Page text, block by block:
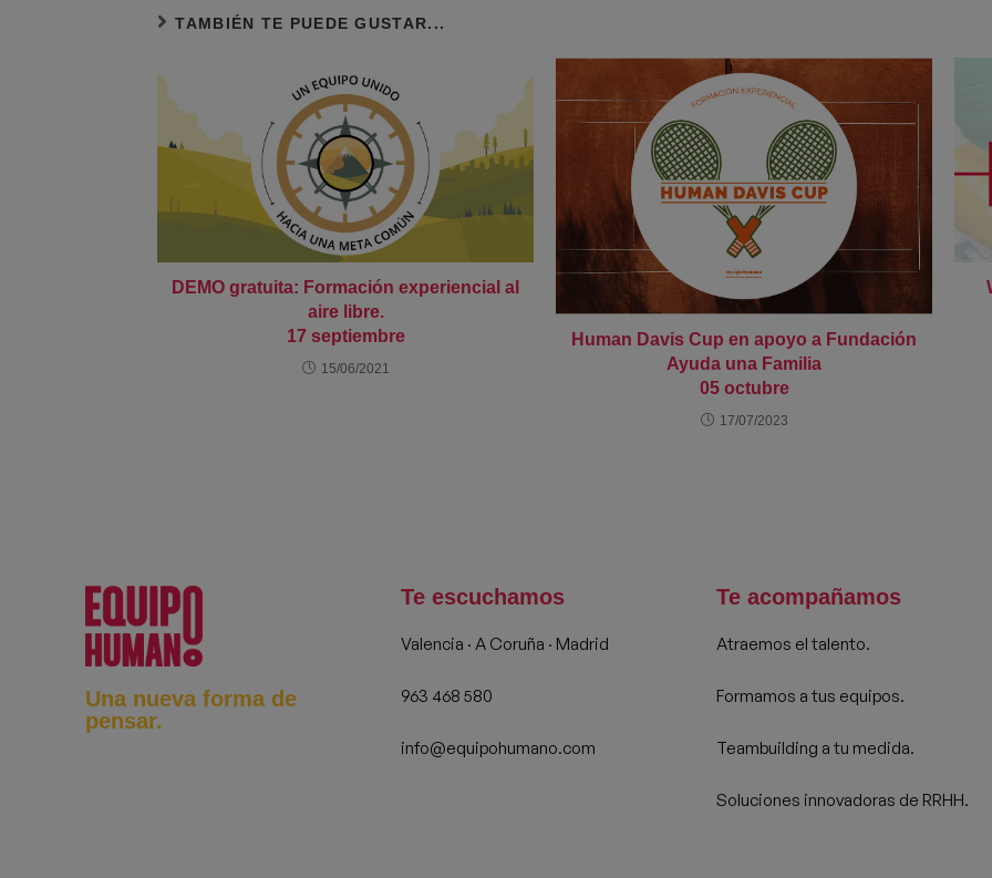
TAMBIÉN TE PUEDE GUSTAR...
DEMO gratuita: Formación experiencial al
aire libre.
17 septiembre
15/06/2021
Human Davis Cup en apoyo a Fundación
Ayuda una Familia
05 octubre
17/07/2023
Una nueva forma de
pensar.
Te escuchamos
Valencia · A Coruña · Madrid
963 468 580
info@equipohumano.com
Te acompañamos
Atraemos el talento.
Formamos a tus equipos.
Teambuilding a tu medida.
Soluciones innovadoras de RRHH.